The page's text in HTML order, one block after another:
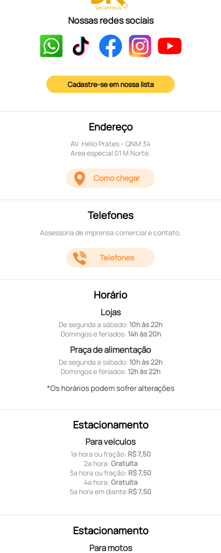
Nossas redes sociais
Cadastre-se em nossa lista
Endereço
AV. Hélio Prates - QNM 34
Area especial 01 M Norte.
Como chegar
Telefones
Assessoria de imprensa comercial e contato.
Telefones
Horário
Lojas
De segunda a sábado: 10h às 22h
Domingos e feriados: 14h às 20h
Praça de alimentação
De segunda a sábado: 10h às 22h
Domingos e feriados: 12h às 22h
*Os horários podem sofrer alterações
Estacionamento
Para veículos
1ª hora ou fração: R$ 7,50
2ª hora: Gratuita
3ª hora ou fração: R$ 7,50
4ª hora: Gratuita
5ª hora em diante:R$ 7,50
Estacionamento
Para motos